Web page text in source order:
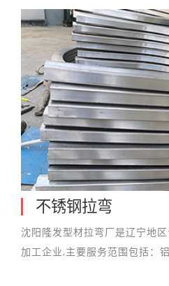
不锈钢拉弯
沈阳隆发型材拉弯厂是辽宁地
加工企业,主要服务范围包括：